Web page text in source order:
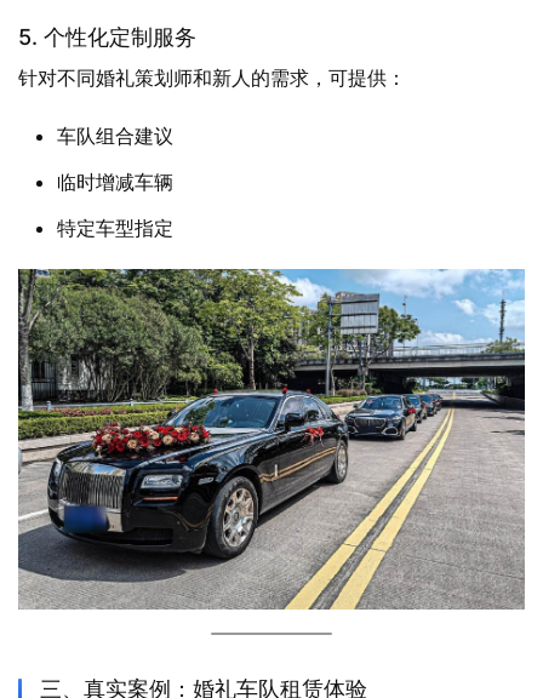
5. 个性化定制服务
针对不同婚礼策划师和新人的需求，可提供：
车队组合建议
临时增减车辆
特定车型指定
三、真实案例：婚礼车队租赁体验